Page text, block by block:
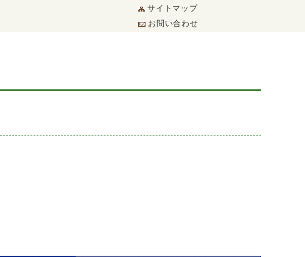
サイトマップ
お問い合わせ